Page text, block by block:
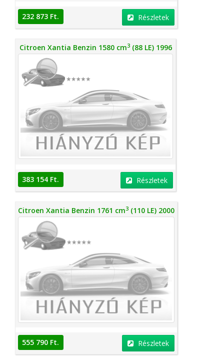
232 873 Ft. Részletek
Citroen Xantia Benzin 1580 cm3(88 LE) 1996
383 154 Ft. Részletek
Citroen Xantia Benzin 1761 cm3 (110 LE) 2000
555 790 Ft. Részletek